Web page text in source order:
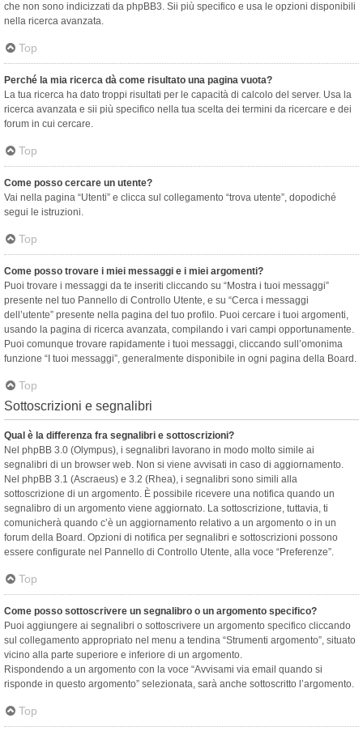
che non sono indicizzati da phpBB3. Sii più specifico e usa le opzioni disponibili
nella ricerca avanzata.
Top
Perché la mia ricerca dà come risultato una pagina vuota?
La tua ricerca ha dato troppi risultati per le capacità di calcolo del server. Usa la
ricerca avanzata e sii più specifico nella tua scelta dei termini da ricercare e dei
forum in cui cercare.
Top
Come posso cercare un utente?
Vai nella pagina “Utenti” e clicca sul collegamento “trova utente”, dopodiché
segui le istruzioni.
Top
Come posso trovare i miei messaggi e i miei argomenti?
Puoi trovare i messaggi da te inseriti cliccando su “Mostra i tuoi messaggi”
presente nel tuo Pannello di Controllo Utente, e su “Cerca i messaggi
dell’utente” presente nella pagina del tuo profilo. Puoi cercare i tuoi argomenti,
usando la pagina di ricerca avanzata, compilando i vari campi opportunamente.
Puoi comunque trovare rapidamente i tuoi messaggi, cliccando sull’omonima
funzione “I tuoi messaggi”, generalmente disponibile in ogni pagina della Board.
Top
Sottoscrizioni e segnalibri
Qual è la differenza fra segnalibri e sottoscrizioni?
Nel phpBB 3.0 (Olympus), i segnalibri lavorano in modo molto simile ai
segnalibri di un browser web. Non si viene avvisati in caso di aggiornamento.
Nel phpBB 3.1 (Ascraeus) e 3.2 (Rhea), i segnalibri sono simili alla
sottoscrizione di un argomento. È possibile ricevere una notifica quando un
segnalibro di un argomento viene aggiornato. La sottoscrizione, tuttavia, ti
comunicherà quando c’è un aggiornamento relativo a un argomento o in un
forum della Board. Opzioni di notifica per segnalibri e sottoscrizioni possono
essere configurate nel Pannello di Controllo Utente, alla voce “Preferenze”.
Top
Come posso sottoscrivere un segnalibro o un argomento specifico?
Puoi aggiungere ai segnalibri o sottoscrivere un argomento specifico cliccando
sul collegamento appropriato nel menu a tendina “Strumenti argomento”, situato
vicino alla parte superiore e inferiore di un argomento.
Rispondendo a un argomento con la voce “Avvisami via email quando si
risponde in questo argomento” selezionata, sarà anche sottoscritto l’argomento.
Top